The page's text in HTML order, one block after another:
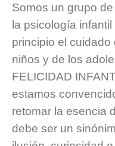
Somos un grupo
la psicología
principio el
niños y de los
FELICIDAD
estamos
retomar la esencia
debe ser un